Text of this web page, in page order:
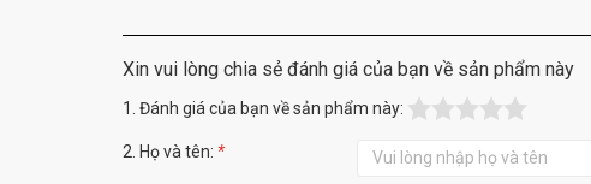
Xin vui lòng chia sẻ đánh giá của bạn về sản phẩm này
1. Đánh giá của bạn về sản phẩm này:
2. Họ và tên: *